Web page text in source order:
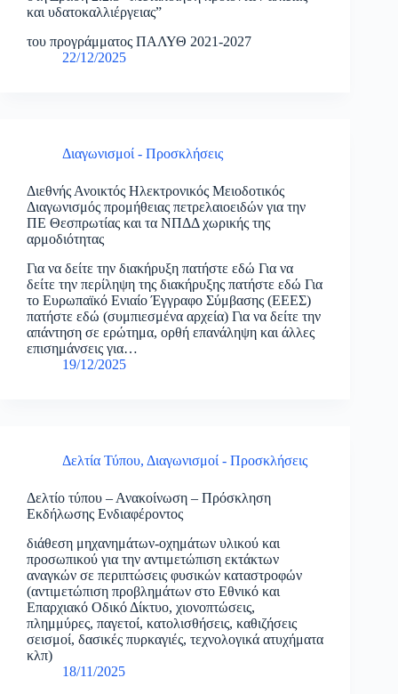
και υδατοκαλλιέργειας”
του προγράμματος ΠΑΛΥΘ 2021-2027
22/12/2025
Διαγωνισμοί - Προσκλήσεις
Διεθνής Ανοικτός Ηλεκτρονικός Μειοδοτικός
Διαγωνισμός προμήθειας πετρελαιοειδών για την
ΠΕ Θεσπρωτίας και τα ΝΠΔΔ χωρικής της
αρμοδιότητας
Για να δείτε την διακήρυξη πατήστε εδώ Για να
δείτε την περίληψη της διακήρυξης πατήστε εδώ Για
το Ευρωπαϊκό Ενιαίο Έγγραφο Σύμβασης (ΕΕΕΣ)
πατήστε εδώ (συμπιεσμένα αρχεία) Για να δείτε την
απάντηση σε ερώτημα, ορθή επανάληψη και άλλες
επισημάνσεις για…
19/12/2025
Δελτία Τύπου, Διαγωνισμοί - Προσκλήσεις
Δελτίο τύπου – Ανακοίνωση – Πρόσκληση
Εκδήλωσης Ενδιαφέροντος
διάθεση μηχανημάτων-οχημάτων υλικού και
προσωπικού για την αντιμετώπιση εκτάκτων
αναγκών σε περιπτώσεις φυσικών καταστροφών
(αντιμετώπιση προβλημάτων στο Εθνικό και
Επαρχιακό Οδικό Δίκτυο, χιονοπτώσεις,
πλημμύρες, παγετοί, κατολισθήσεις, καθιζήσεις
σεισμοί, δασικές πυρκαγιές, τεχνολογικά ατυχήματα
κλπ)
18/11/2025